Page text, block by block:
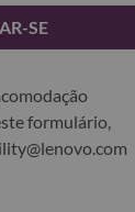
SE
formulário,